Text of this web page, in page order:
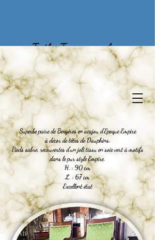
To the Treasures of
Yesteryear
Superbe paire de Bergères en acajou d'Epoque Empire
à décor de têtes de Dauphins.
Pieds sabre, recouvertes d'un joli tissu en soie vert à motifs
dans le pur style Empire.
H. : 90 cm
L. : 67 cm
Excellent état